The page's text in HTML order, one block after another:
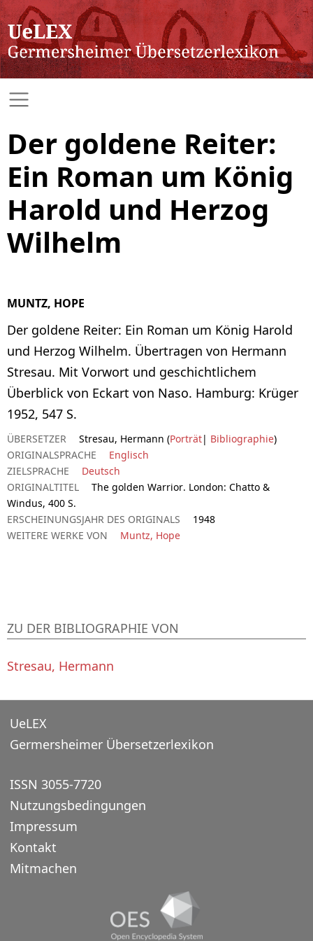
Der goldene Reiter:
Ein Roman um König
Harold und Herzog
Wilhelm
MUNTZ, HOPE
Der goldene Reiter: Ein Roman um König Harold
und Herzog Wilhelm. Übertragen von Hermann
Stresau. Mit Vorwort und geschichtlichem
Überblick von Eckart von Naso. Hamburg: Krüger
1952, 547 S.
ÜBERSETZER Stresau, Hermann (Porträt| Bibliographie)
ORIGINALSPRACHE
Englisch
ZIELSPRACHE
Deutsch
ORIGINALTITEL
The golden Warrior. London: Chatto &
Windus, 400 S.
ERSCHEINUNGSJAHR DES ORIGINALS
1948
WEITERE WERKE VON
Muntz, Hope
ZU DER BIBLIOGRAPHIE VON
Stresau, Hermann
UeLEX
Germersheimer Übersetzerlexikon
ISSN 3055-7720
Nutzungsbedingungen
Impressum
Kontakt
Mitmachen